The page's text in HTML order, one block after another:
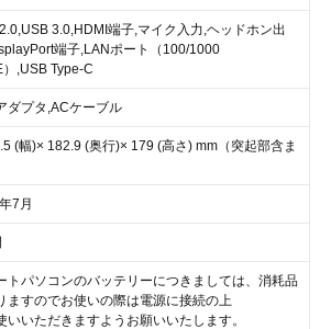
3.0,HDMI端子,マイク入力,ヘッドホン出
端子,LANポート（100/1000
）,USB Type-C
ダプタ,ACケーブル
(幅)× 182.9 (奥行)× 179 (高さ) mm（突起部含ま
7月
トパソコンのバッテリーにつきましては、消耗品
ますのでお使いの際は電源に接続の上
いただきますようお願いいたします。